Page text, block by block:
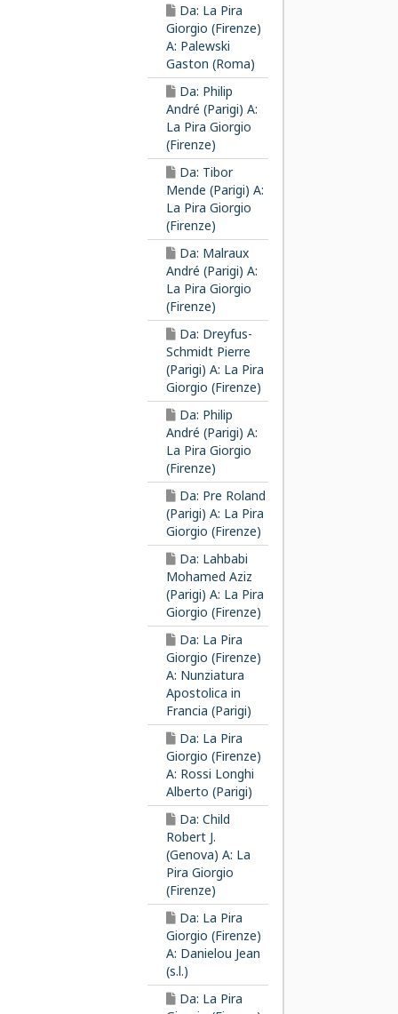
Da: La Pira
Giorgio (Firenze)
A: Palewski
Gaston (Roma)
Da: Philip
André (Parigi) A:
La Pira Giorgio
(Firenze)
Da: Tibor
Mende (Parigi) A:
La Pira Giorgio
(Firenze)
Da: Malraux
André (Parigi) A:
La Pira Giorgio
(Firenze)
Da: Dreyfus-
Schmidt Pierre
(Parigi) A: La Pira
Giorgio (Firenze)
Da: Philip
André (Parigi) A:
La Pira Giorgio
(Firenze)
Da: Pre Roland
(Parigi) A: La Pira
Giorgio (Firenze)
Da: Lahbabi
Mohamed Aziz
(Parigi) A: La Pira
Giorgio (Firenze)
Da: La Pira
Giorgio (Firenze)
A: Nunziatura
Apostolica in
Francia (Parigi)
Da: La Pira
Giorgio (Firenze)
A: Rossi Longhi
Alberto (Parigi)
Da: Child
Robert J.
(Genova) A: La
Pira Giorgio
(Firenze)
Da: La Pira
Giorgio (Firenze)
A: Danielou Jean
(s.l.)
Da: La Pira